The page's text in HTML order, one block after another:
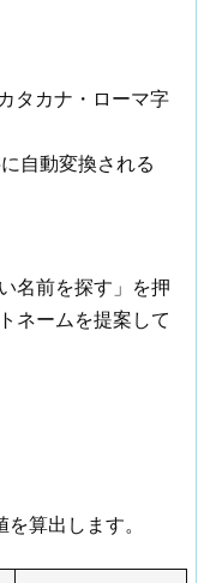
タカナ・ローマ字
自動変換される
名前を探す」を押
ネームを提案して
算出します。